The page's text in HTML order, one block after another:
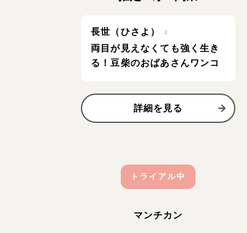
長世（ひさよ）
♀
両目が見えなくても強く生き
る！豆柴のおばあさんワンコ
詳細を見る
トライアル中
マンチカン